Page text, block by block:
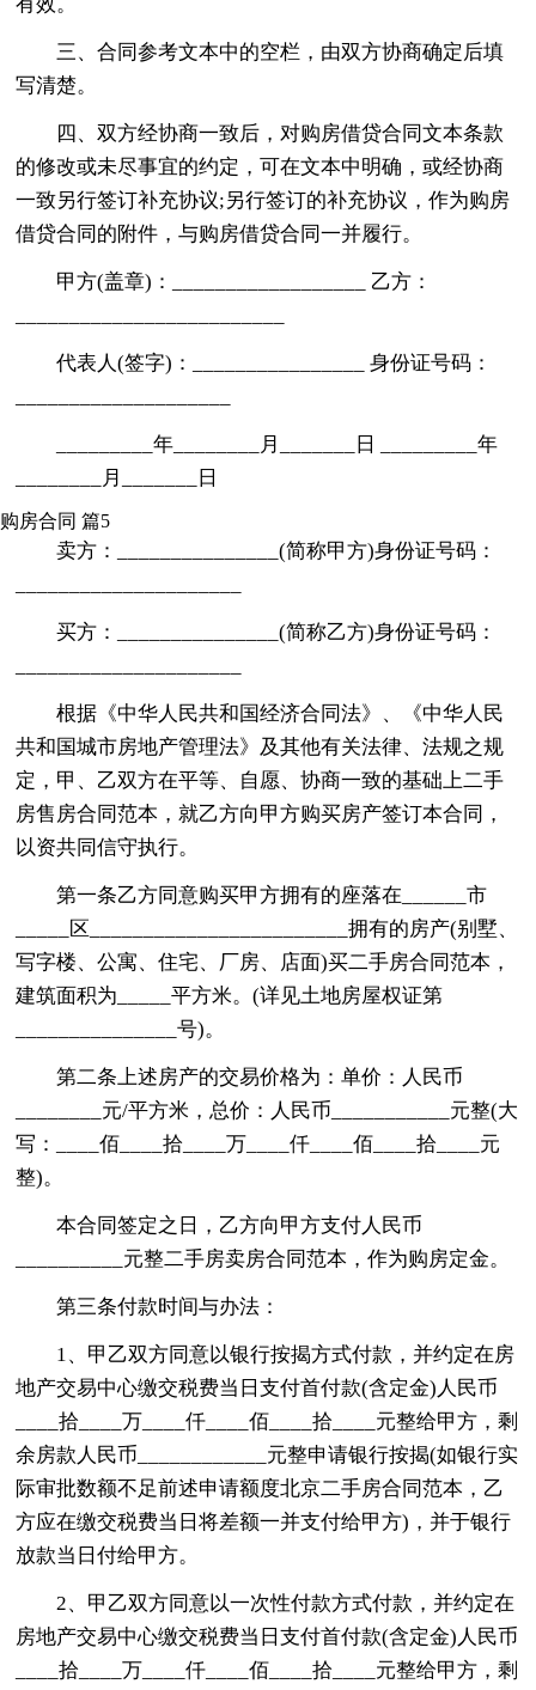
三、合同参考文本中的空栏，由双方协商确定后填
写清楚。
四、双方经协商一致后，对购房借贷合同文本条款
的修改或未尽事宜的约定，可在文本中明确，或经协商
一致另行签订补充协议;另行签订的补充协议，作为购房
借贷合同的附件，与购房借贷合同一并履行。
甲方(盖章)：__________________ 乙方：
代表人(签字)：________________ 身份证号码：
_________年________月_______日 _________年
________月_______日
购房合同 篇5
卖方：_______________(简称甲方)身份证号码：
买方：_______________(简称乙方)身份证号码：
根据《中华人民共和国经济合同法》、《中华人民
共和国城市房地产管理法》及其他有关法律、法规之规
定，甲、乙双方在平等、自愿、协商一致的基础上二手
房售房合同范本，就乙方向甲方购买房产签订本合同，
以资共同信守执行。
第一条乙方同意购买甲方拥有的座落在______市
_____区________________________拥有的房产(别墅、
写字楼、公寓、住宅、厂房、店面)买二手房合同范本，
建筑面积为_____平方米。(详见土地房屋权证第
_______________号)。
第二条上述房产的交易价格为：单价：人民币
________元/平方米，总价：人民币___________元整(大
写：____佰____拾____万____仟____佰____拾____元
整)。
本合同签定之日，乙方向甲方支付人民币
__________元整二手房卖房合同范本，作为购房定金。
第三条付款时间与办法：
1、甲乙双方同意以银行按揭方式付款，并约定在房
地产交易中心缴交税费当日支付首付款(含定金)人民币
____拾____万____仟____佰____拾____元整给甲方，剩
余房款人民币____________元整申请银行按揭(如银行实
际审批数额不足前述申请额度北京二手房合同范本，乙
方应在缴交税费当日将差额一并支付给甲方)，并于银行
放款当日付给甲方。
2、甲乙双方同意以一次性付款方式付款，并约定在
房地产交易中心缴交税费当日支付首付款(含定金)人民币
____拾____万____仟____佰____拾____元整给甲方，剩